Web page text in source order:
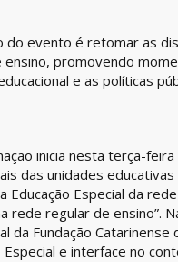
do evento é retomar as
ensino, promovendo
e as políticas
inicia nesta terça-
das unidades
Educação Especial da
rede regular de ensino”.
da Fundação Catarinense
Especial e interface no